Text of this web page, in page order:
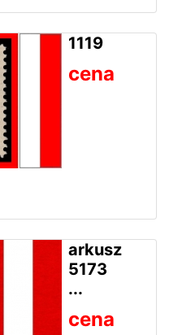
1119
cena
arkusz
5173
...
cena